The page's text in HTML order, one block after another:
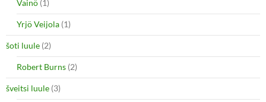
Vainö (1)
Yrjö Veijola (1)
šoti luule (2)
Robert Burns (2)
šveitsi luule (3)